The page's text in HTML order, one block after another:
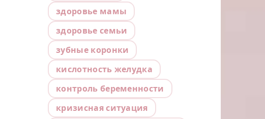
здоровье мамы
здоровье семьи
зубные коронки
кислотность желудка
контроль беременности
кризисная ситуация